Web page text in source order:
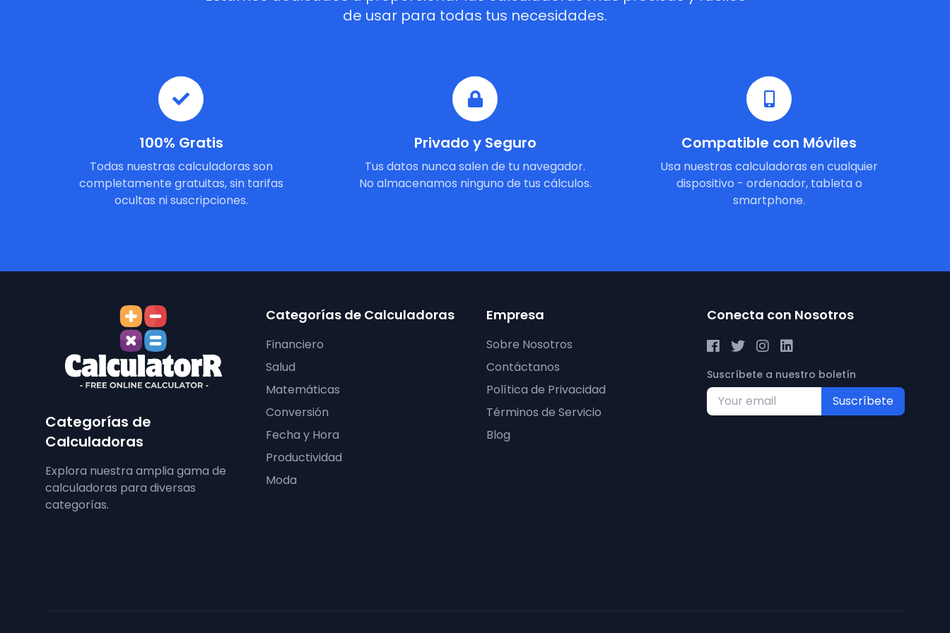
de usar para todas tus necesidades.
100% Gratis
Todas nuestras calculadoras son
completamente gratuitas, sin tarifas
ocultas ni suscripciones.
Privado y Seguro
Tus datos nunca salen de tu navegador.
No almacenamos ninguno de tus cálculos.
Compatible con Móviles
Usa nuestras calculadoras en cualquier
dispositivo - ordenador, tableta o
smartphone.
Categorías de
Calculadoras
Explora nuestra amplia gama de
calculadoras para diversas
categorías.
Categorías de Calculadoras
Financiero
Salud
Matemáticas
Conversión
Fecha y Hora
Productividad
Moda
Empresa
Sobre Nosotros
Contáctanos
Política de Privacidad
Términos de Servicio
Blog
Conecta con Nosotros
Suscríbete a nuestro boletín
Suscríbete